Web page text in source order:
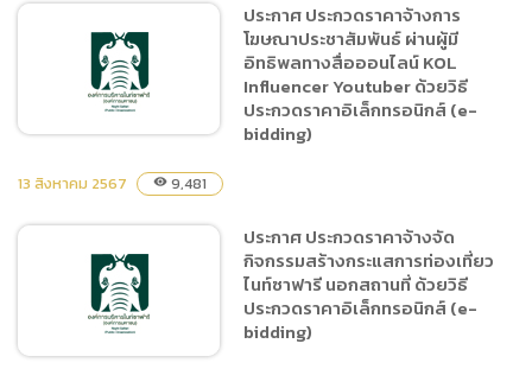
ประกาศ ประกวดราคาจ้างการ
อิทธิพลทางสื่อออนไลน์ KOL
Influencer Youtuber ด้วย
วิธีประกวดราคา
อิเล็กทรอนิกส์ (e-bidding)
ประกาศ ประกวดราคาจ้างการ
โฆษณาประชาสัมพันธ์ ผ่านผู้มี
อิทธิพลทางสื่อออนไลน์ KOL
Influencer Youtuber ด้วยวิธี
ประกวดราคาอิเล็กทรอนิกส์ (e-
bidding)
13 สิงหาคม 2567 visibility 9,481
ประกาศ ประกวดราคาจ้างจัด
กิจกรรมสร้างกระแสการท่องเที่ยว
ไนท์ซาฟารี นอกสถานที่ ด้วยวิธี
ประกวดราคาอิเล็กทรอนิกส์ (e-
bidding)